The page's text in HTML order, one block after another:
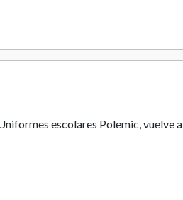
escolares Polemic, vuelve a